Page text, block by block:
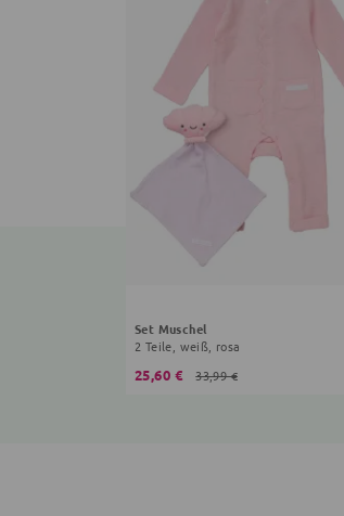
Set Muschel
2 Teile, weiß, rosa
25,60 € 33,99 €